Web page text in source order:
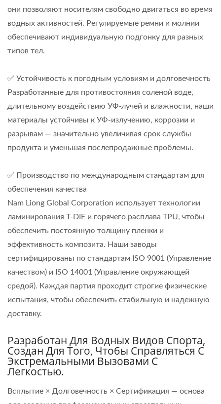
они позволяют носителям свободно двигаться во время
водных активностей. Регулируемые ремни и молнии
обеспечивают индивидуальную подгонку для разных
типов тел.
✅ Устойчивость к погодным условиям и долговечность
Разработанные для противостояния соленой воде,
длительному воздействию УФ-лучей и влажности, наши
материалы устойчивы к УФ-излучению, коррозии и
разрывам — значительно увеличивая срок службы
продукта и уменьшая послепродажные проблемы.
✅ Производство по международным стандартам для
обеспечения качества
Nam Liong Global Corporation использует технологии
ламинирования T-DIE и горячего расплава TPU, чтобы
обеспечить постоянную толщину пленки и
эффективность композита. Наши заводы
сертифицированы по стандартам ISO 9001 (Управление
качеством) и ISO 14001 (Управление окружающей
средой). Каждая партия проходит строгие физические
испытания, чтобы обеспечить стабильную и надежную
доставку.
Разработан Для Водных Видов Спорта,
Создан Для Того, Чтобы Справляться С
Экстремальными Вызовами С
Легкостью.
Всплытие × Долговечность × Сертификация — основа